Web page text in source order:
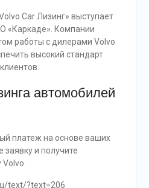
Car Лизинг» выступает
«Каркаде». Компании
работы с дилерами Volvo
высокий стандарт
автомобилей
платеж на основе ваших
заявку и получите
text/?text=206